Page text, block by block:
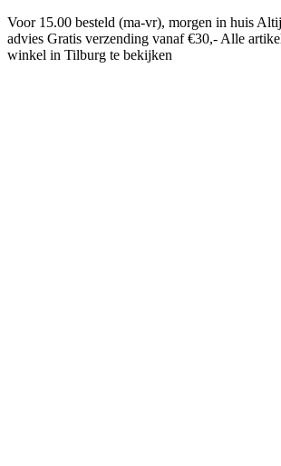
Voor 15.00 besteld (ma-vr), morgen in huis
advies Gratis verzending vanaf €30,- Alle
winkel in Tilburg te bekijken